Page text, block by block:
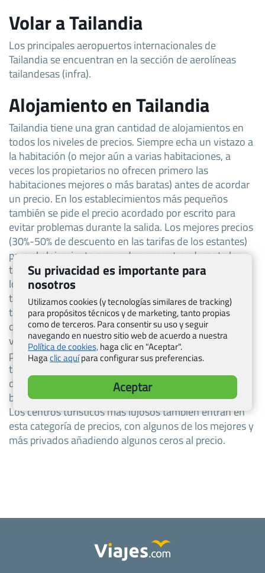
Volar a Tailandia
Los principales aeropuertos internacionales de
Tailandia se encuentran en la sección de aerolíneas
tailandesas (infra).
Alojamiento en Tailandia
Tailandia tiene una gran cantidad de alojamientos en
todos los niveles de precios. Siempre echa un vistazo a
la habitación (o mejor aún a varias habitaciones, a
veces los propietarios no ofrecen primero las
habitaciones mejores o más baratas) antes de acordar
un precio. En los establecimientos más pequeños
también se pide el precio acordado por escrito para
evitar problemas durante la salida. Los mejores precios
(30%-50% de descuento en las tarifas de los estantes)
para el alojamiento se pueden encontrar durante la
temporada baja de Tailandia, que es de mayo a agosto,
lo que no es sorprendente que también coincida con la
temporada de los monzones de la región. La
temporada alta es de diciembre a febrero. Los precios
que figuran en la lista son promedios para el país y
varían según la región y la temporada. En las ciudades
provinciales más pequeñas no hay hoteles ni centros
turísticos de lujo, mientras que en las playas populares
de las islas puede resultar difícil encontrar algo más
barato que 300-400 baht incluso en temporada baja.
Los centros turísticos más lujosos también entran en
esta categoría de precios, con algunos de los mejores y
más privados añadiendo algunos ceros al precio.
Su privacidad es importante para
nosotros
Utilizamos cookies (y tecnologías similares de tracking)
para propósitos técnicos y de marketing, tanto propias
como de terceros. Para consentir su uso y seguir
navegando en nuestro sitio web de acuerdo a nuestra
Política de cookies,haga clic en "Aceptar".
Hagaclic aquípara configurar sus preferencias.
Aceptar